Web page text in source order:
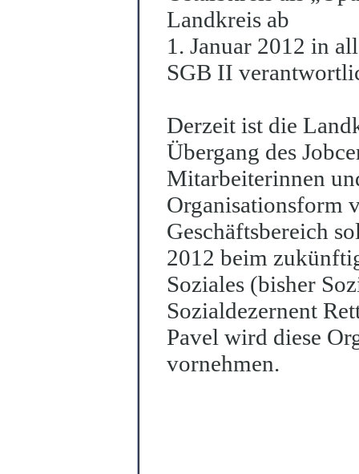
Landkreis ab
1. Januar 2012 in
SGB II
Derzeit ist die
Übergang des
Mitarbeiterinnen
Organisationsform
Geschäftsbereich
2012 beim
Soziales (bisher
Sozialdezernent
Pavel wird diese
vornehmen.